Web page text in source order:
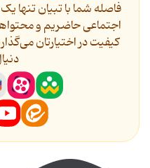
فاصله شما با تبیان
اجتماعی حاضریم و
کیفیت در اختیارتان